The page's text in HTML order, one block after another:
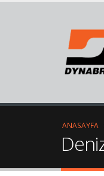
ANASAYFA